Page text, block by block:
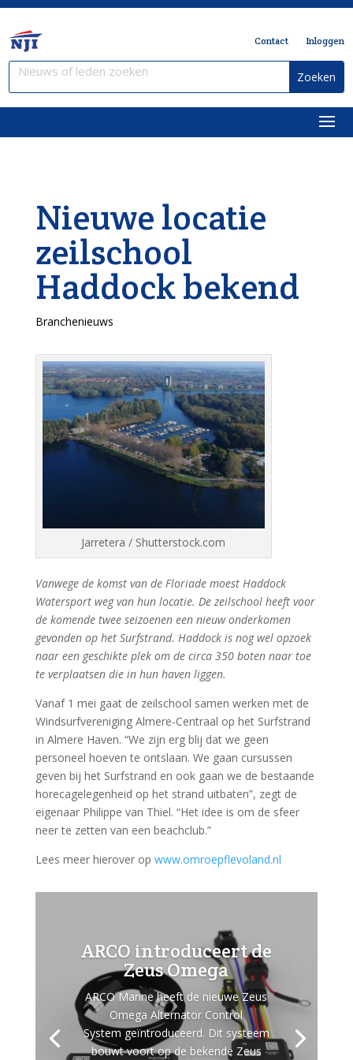
Contact Inloggen
Nieuwe locatie
zeilschool
Haddock bekend
Branchenieuws
Jarretera / Shutterstock.com
Vanwege de komst van de Floriade moest Haddock
Watersport weg van hun locatie. De zeilschool heeft voor
de komende twee seizoenen een nieuw onderkomen
gevonden op het Surfstrand. Haddock is nog wel opzoek
naar een geschikte plek om de circa 350 boten naar toe
te verplaatsen die in hun haven liggen.
Vanaf 1 mei gaat de zeilschool samen werken met de
Windsurfvereniging Almere-Centraal op het Surfstrand
in Almere Haven. “We zijn erg blij dat we geen
personeel hoeven te ontslaan. We gaan cursussen
geven bij het Surfstrand en ook gaan we de bestaande
horecagelegenheid op het strand uitbaten”, zegt de
eigenaar Philippe van Thiel. “Het idee is om de sfeer
neer te zetten van een beachclub.”
Lees meer hierover op www.omroepflevoland.nl
ARCO introduceert de
Zeus Omega
ARCO Marine heeft de nieuwe Zeus
Omega Alternator Control
System geïntroduceerd. Dit systeem
bouwt voort op de bekende Zeus